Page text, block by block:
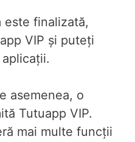
este finalizată,
VIP și puteți
asemenea, o
Tutuapp VIP.
mai multe funcții